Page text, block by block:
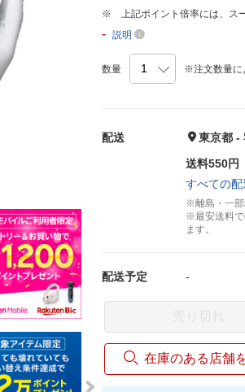
上記ポイント倍率には、ス
-説明
数量 ※注文数量に
配送
東京都 -
送料550円
すべての
※離島・一部
※最安送料で
ます。
配送予定 -
在庫のある店舗